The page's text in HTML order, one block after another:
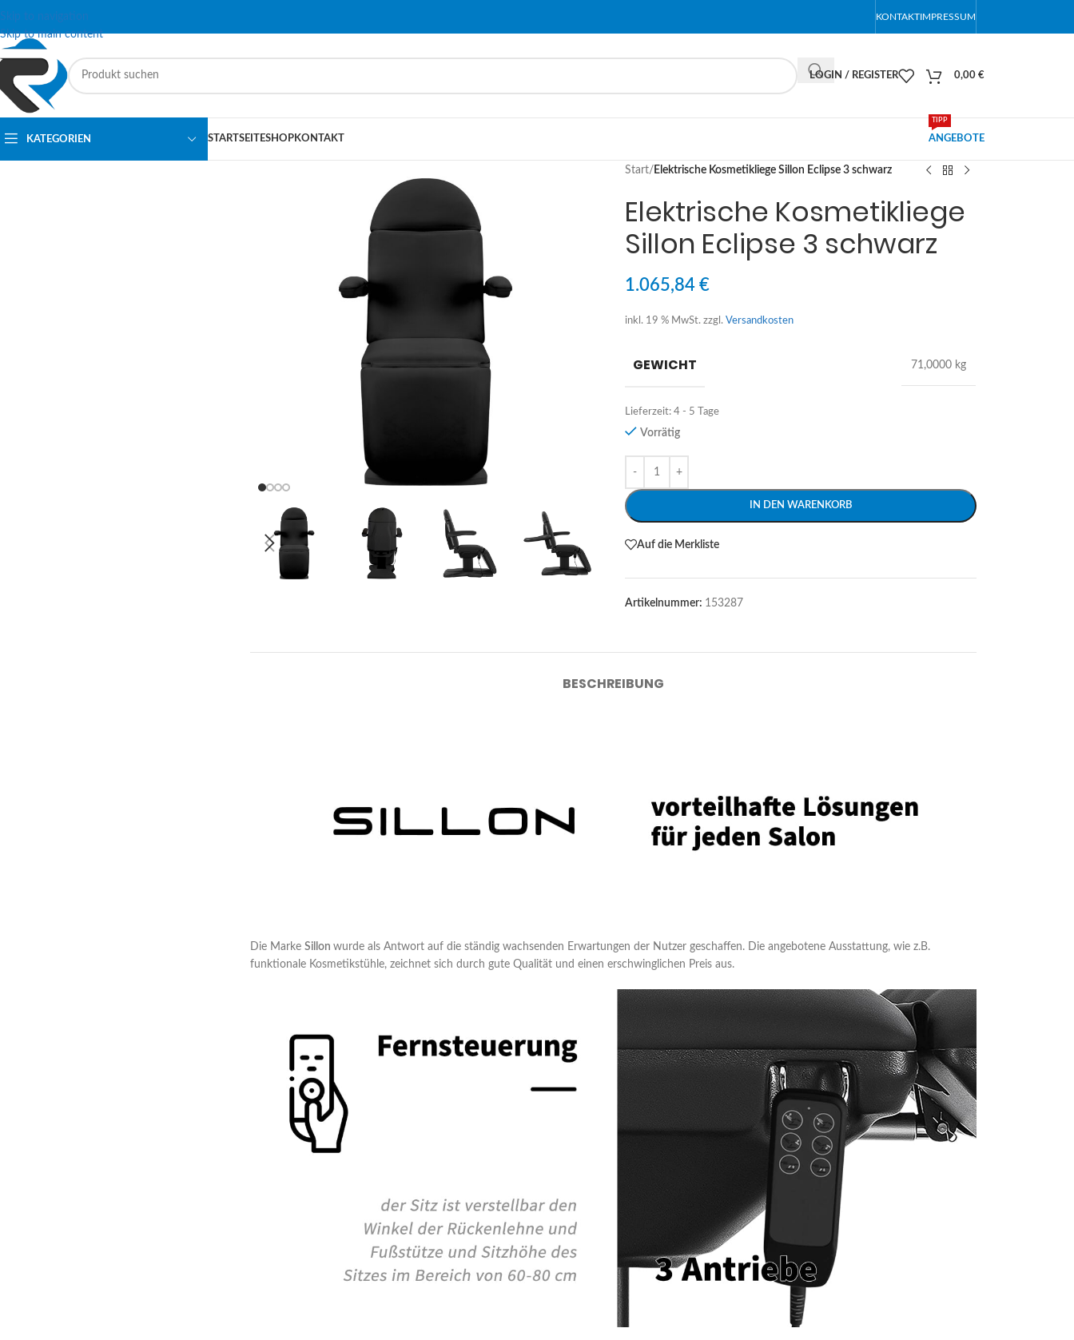
Skip to navigation
Skip to main content
KONTAKTIMPRESSUM
LOGIN / REGISTER 0,00 €
KATEGORIEN STARTSEITESHOPKONTAKT ANGEBOTE
TIPP
Start/ Elektrische Kosmetikliege Sillon Eclipse 3 schwarz
Elektrische Kosmetikliege
Sillon Eclipse 3 schwarz
1.065,84€
inkl. 19 % MwSt. zzgl.Versandkosten
GEWICHT 71,0000 kg
Lieferzeit:4 - 5 Tage
Vorrätig
IN DEN WARENKORB
Alternative:
Auf die Merkliste
Artikelnummer: 153287
BESCHREIBUNG
Die Marke Sillon wurde als Antwort auf die ständig wachsenden Erwartungen der Nutzer geschaffen. Die angebotene Ausstattung, wie z.B.
funktionale Kosmetikstühle, zeichnet sich durch gute Qualität und einen erschwinglichen Preis aus.